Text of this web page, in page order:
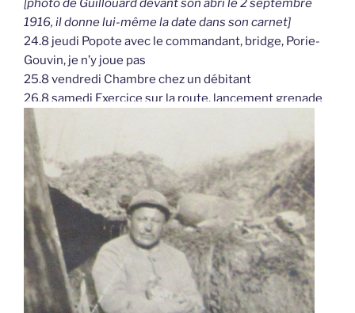
[photo de Guillouard devant son abri le 2 septembre
1916, il donne lui-même la date dans son carnet]
24.8 jeudi Popote avec le commandant, bridge, Porie-
Gouvin, je n’y joue pas
25.8 vendredi Chambre chez un débitant
26.8 samedi Exercice sur la route, lancement grenade